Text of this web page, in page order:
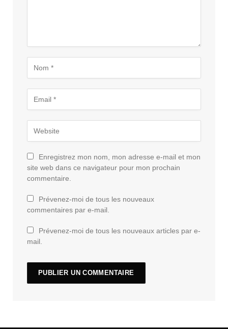
Enregistrez mon nom, mon adresse e-mail et mon
site web dans ce navigateur pour mon prochain
commentaire.
Prévenez-moi de tous les nouveaux
commentaires par e-mail.
Prévenez-moi de tous les nouveaux articles par e-
mail.